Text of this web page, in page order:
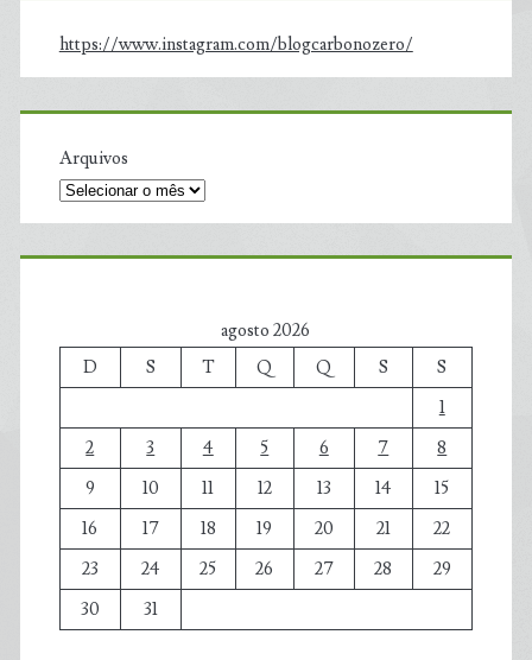
https://www.instagram.com/blogcarbonozero/
Arquivos
agosto 2026
D
S T Q Q S
S
1
2
3 4 5 6 7
8
9
10 11 12 13 14
15
16
17 18 19 20 21
22
23
24 25 26 27 28
29
30
31